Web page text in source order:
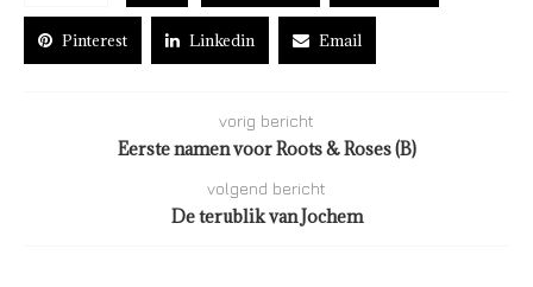
Pinterest Linkedin Email
vorig bericht
Eerste namen voor Roots & Roses (B)
volgend bericht
De terublik van Jochem